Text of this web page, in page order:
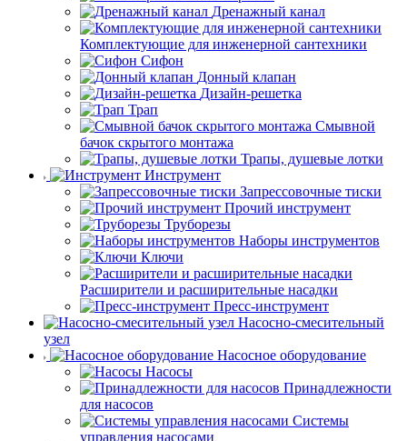
Дренажный канал
Комплектующие для инженерной сантехники
Сифон
Донный клапан
Дизайн-решетка
Трап
Смывной
бачок скрытого монтажа
Трапы, душевые лотки
Инструмент
Запрессовочные тиски
Прочий инструмент
Труборезы
Наборы инструментов
Ключи
Расширители и расширительные насадки
Пресс-инструмент
Насосно-смесительный
узел
Насосное оборудование
Насосы
Принадлежности
для насосов
Системы
управления насосами